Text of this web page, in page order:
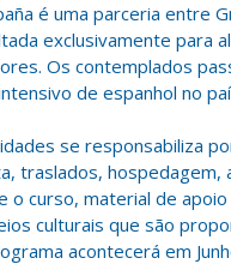
é uma parceria entre
exclusivamente para
Os contemplados
de espanhol no
se responsabiliza
traslados, hospedagem,
o curso, material de
culturais que são
acontecerá em